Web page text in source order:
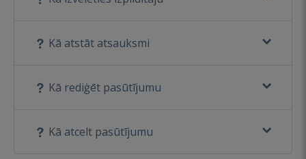
Kā atstāt atsauksmi
Kā rediģēt pasūtījumu
Kā atcelt pasūtījumu